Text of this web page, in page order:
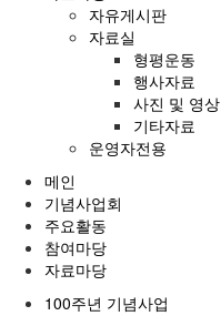
자유게시판
자료실
형평운동
행사자료
사진 및 영상
기타자료
운영자전용
메인
기념사업회
주요활동
참여마당
자료마당
100주년 기념사업